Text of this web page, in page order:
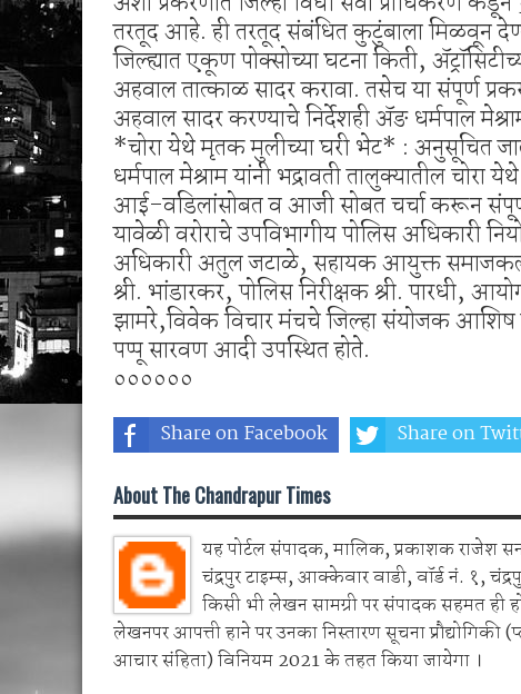
तरतूद आहे. ही तरतूद संबंधित कुटुंबाला मिळवून
जिल्ह्यात एकूण पोक्सोच्या घटना किती,
अहवाल तात्काळ सादर करावा. तसेच या संपूर्ण
अहवाल सादर करण्याचे निर्देशही ॲङ धर्मपाल
*चोरा येथे मृतक मुलीच्या घरी भेट* : अनुसूचित
धर्मपाल मेश्राम यांनी भद्रावती तालुक्यातील
आई-वडिलांसोबत व आजी सोबत चर्चा करून
यावेळी वरोराचे उपविभागीय पोलिस अधिकारी
अधिकारी अतुल जटाळे, सहायक आयुक्त
श्री. भांडारकर, पोलिस निरीक्षक श्री. पारधी,
झामरे,विवेक विचार मंचचे जिल्हा संयोजक
पप्पू सारवण आदी उपस्थित होते.
००००००
Share on Facebook Share on
About The Chandrapur Times
यह पोर्टल संपादक, मालिक, प्रकाशक राजेश
चंद्रपुर टाइम्स, आक्केवार वाडी, वॉर्ड नं. १,
किसी भी लेखन सामग्री पर संपादक सहमत ही
लेखनपर आपत्ती हाने पर उनका निस्तारण सूचना प्रौद्योगिकी
आचार संहिता) विनियम 2021 के तहत किया जायेगा ।